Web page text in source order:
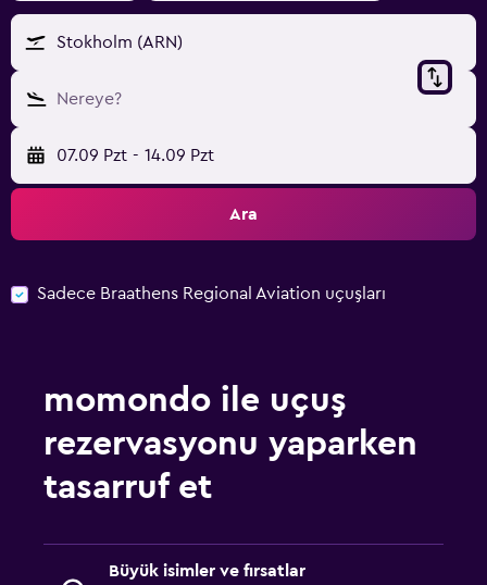
Stokholm (ARN)
Nereye?
07.09 Pzt - 14.09 Pzt
Ara
Sadece Braathens Regional Aviation uçuşları
momondo ile uçuş
rezervasyonu yaparken
tasarruf et
Büyük isimler ve fırsatlar